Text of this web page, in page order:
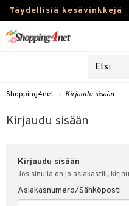
Täydellisiä kesävinkkejä
Piilolinssit
Luontaistuotteet
Fitness
Koti & Sisustus
Shopping4net » Kirjaudu sisään
Kirjaudu sisään
Kirjaudu sisään
Jos sinulla on jo asiakastili,
Asiakasnumero/Sähköposti
sisään
& vastauksia